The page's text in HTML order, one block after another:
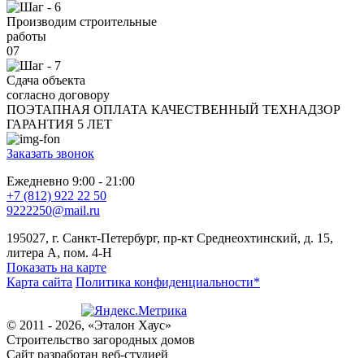
Производим строительные
работы
07
Сдача объекта
согласно договору
ПОЭТАПНАЯ ОПЛАТА КАЧЕСТВЕННЫЙ ТЕХНАДЗОР
ГАРАНТИЯ 5 ЛЕТ
Заказать звонок
Ежедневно 9:00 - 21:00
+7 (812) 922 22 50
9222250@mail.ru
195027, г. Санкт-Петербург, пр-кт Среднеохтинский, д. 15,
литера А, пом. 4-Н
Показать на карте
Карта сайта Политика конфиденциальности*
© 2011 - 2026, «Эталон Хаус»
Строительство загородных домов
Сайт разработан веб-студией